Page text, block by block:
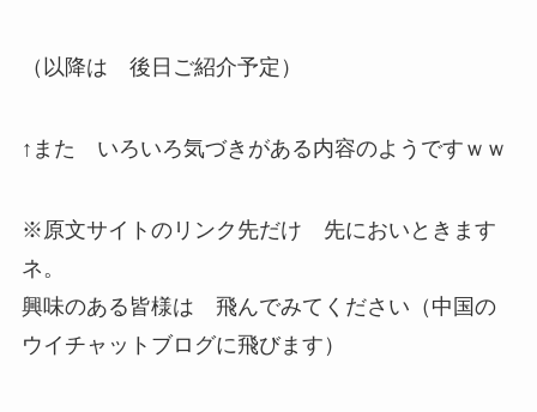
（以降は 後日ご紹介予定）
↑また いろいろ気づきがある内容のようですｗｗ
※原文サイトのリンク先だけ 先においときます
ネ。
興味のある皆様は 飛んでみてください（中国の
ウイチャットブログに飛びます）